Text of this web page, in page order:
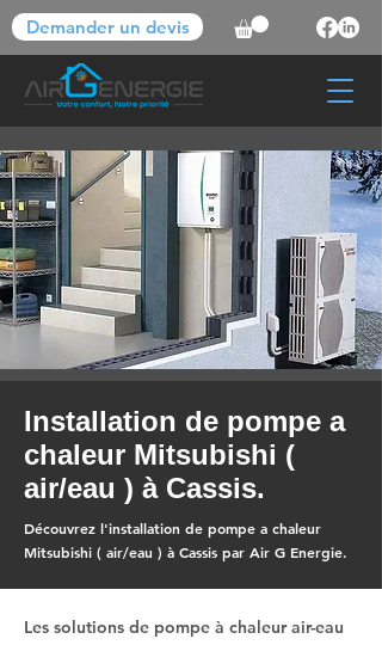
Demander un devis
Installation de pompe a
chaleur Mitsubishi (
air/eau ) à Cassis.
Découvrez l'installation de pompe a chaleur
Mitsubishi ( air/eau ) à Cassis par Air G Energie.
Les solutions de pompe à chaleur air-eau